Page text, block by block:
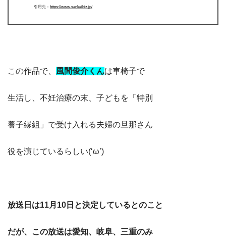
引用先： https://www.sankeibiz.jp/
この作品で、 風間俊介くんは車椅子で
生活し、不妊治療の末、子どもを「特別
養子縁組」で受け入れる夫婦の旦那さん
役を演じているらしい(‘ω’)
放送日は11月10日と決定しているとのこと
だが、この放送は愛知、岐阜、三重のみ